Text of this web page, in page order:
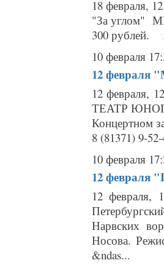
18 февраля,
"За углом"
300 рублей.
10 февраля
12 февраля
12 февраля,
ТЕАТР
Концертном
8 (81371) 9-
10 февраля
12 февраля
12 февраля,
Нарвских
Носова.
&ndas...